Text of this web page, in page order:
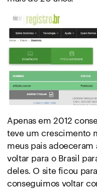
Apenas em 2012
teve um crescimento
meus pais
voltar para o Brasil
deles. O site ficou
conseguimos voltar